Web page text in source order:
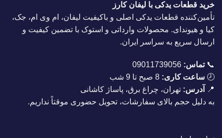
خرید قطعات یدکی با لیفان کارز
تأمین‌کننده قطعات یدکی اصلی و باکیفیت لیفان، ام وی ام، جک،
کیا و هیوندای. محصولات وارداتی و استوک با تضمین کیفیت و
ارسال سریع به سراسر ایران.
📞تماس: 09011739056
🕗 ساعت کاری:
📍
آدرس: تهران، چراغ برق، پاساژ کاشانی
به دلیل حجم بالای سفارشات، تحویل حضوری موقتاً نداریم.